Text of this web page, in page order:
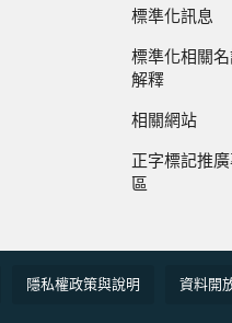
標準化訊息
標準化相關名
解釋
相關網站
正字標記推
區
隱私權政策與說明 資料開